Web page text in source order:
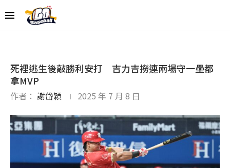
死裡逃生後敲勝利安打 吉力吉撈連兩場守一壘都
拿MVP
作者： 謝岱穎 2025 年 7 月 8 日